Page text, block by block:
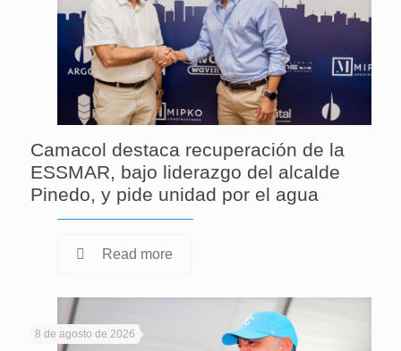
Camacol destaca recuperación de la
ESSMAR, bajo liderazgo del alcalde
Pinedo, y pide unidad por el agua
Read more
8 de agosto de 2026